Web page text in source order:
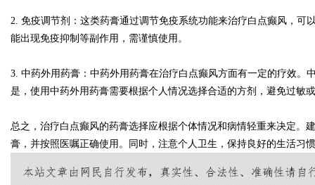
2. 免疫调节剂：这类药膏通过调节免疫系统功能来治疗白点癫风，
能出现免疫抑制等副作用，需谨慎使用。
3. 中药外用药膏：中药外用药膏在治疗白点癫风方面有一定的疗效
是，使用中药外用药膏需要根据个人情况选择合适的方剂，避免过敏
总之，治疗白点癫风的药膏选择应根据个体情况和病情轻重来决定。
膏，并按照医嘱正确使用。同时，注意个人卫生，保持良好的生活习